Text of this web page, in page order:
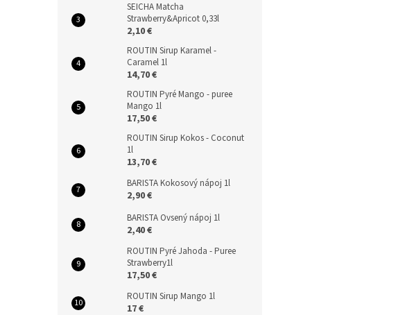
SEICHA Matcha
Strawberry&Apricot 0,33l
2,10 €
ROUTIN Sirup Karamel -
Caramel 1l
14,70 €
ROUTIN Pyré Mango - puree
Mango 1l
17,50 €
ROUTIN Sirup Kokos - Coconut
1l
13,70 €
BARISTA Kokosový nápoj 1l
2,90 €
BARISTA Ovsený nápoj 1l
2,40 €
ROUTIN Pyré Jahoda - Puree
Strawberry1l
17,50 €
ROUTIN Sirup Mango 1l
17 €